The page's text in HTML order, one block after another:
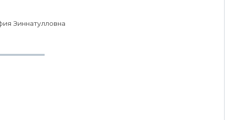
Зиннатулловна